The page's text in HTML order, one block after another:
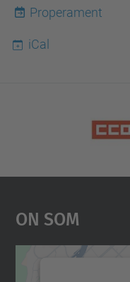
Properament
iCal
On Som